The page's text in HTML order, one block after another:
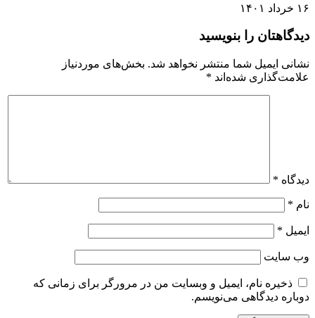
۱۶ خرداد ۱۴۰۱
دیدگاهتان را بنویسید
نشانی ایمیل شما منتشر نخواهد شد. بخش‌های موردنیاز
علامت‌گذاری شده‌اند *
دیدگاه *
نام *
ایمیل *
وب‌ سایت
ذخیره نام، ایمیل و وبسایت من در مرورگر برای زمانی که
دوباره دیدگاهی می‌نویسم.